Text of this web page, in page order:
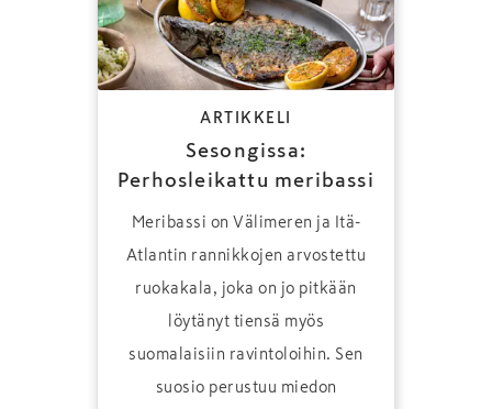
ARTIKKELI
Sesongissa:
Perhosleikattu meribassi
Meribassi on Välimeren ja Itä-
Atlantin rannikkojen arvostettu
ruokakala, joka on jo pitkään
löytänyt tiensä myös
suomalaisiin ravintoloihin. Sen
suosio perustuu miedon